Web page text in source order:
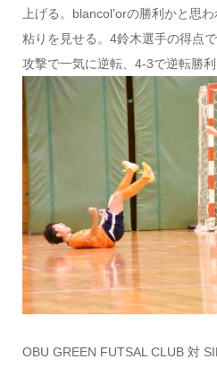
上げる。blancol’orの勝利かと思
粘りを見せる。4鈴木選手の得点
攻撃で一気に逆転、4-3で逆転勝利
OBU GREEN FUTSAL CLUB 対